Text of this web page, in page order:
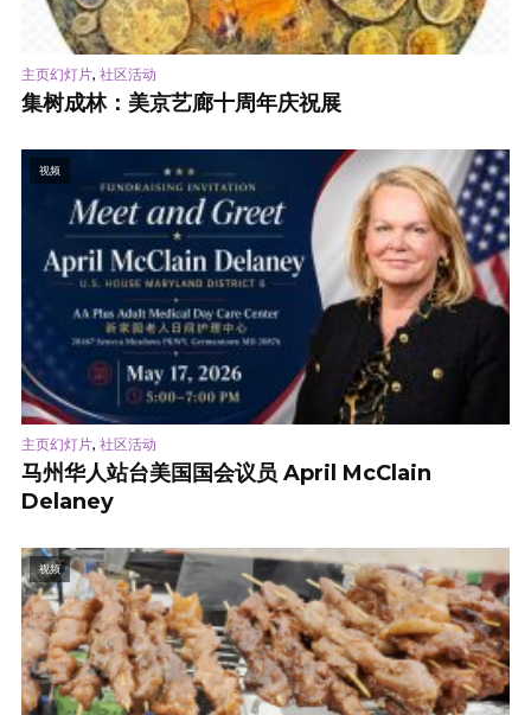
主页幻灯片, 社区活动
集树成林：美京艺廊十周年庆祝展
视频
主页幻灯片, 社区活动
马州华人站台美国国会议员 April McClain
Delaney
视频